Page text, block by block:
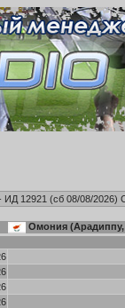
12921 (сб 08/08/2026)
Омония